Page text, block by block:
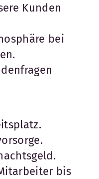
Kunden
bei
bis